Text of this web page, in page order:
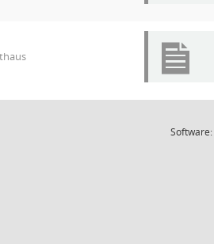
Software: